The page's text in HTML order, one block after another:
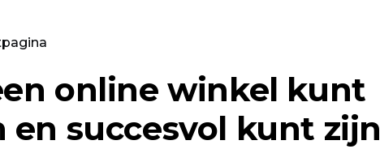
online winkel kunt
en succesvol kunt zijn